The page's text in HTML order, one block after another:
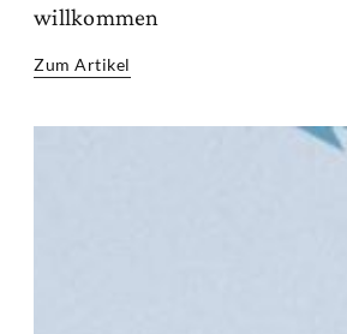
willkommen
Zum Artikel